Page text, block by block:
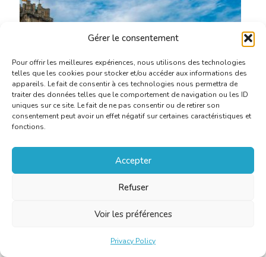
Gérer le consentement
Pour offrir les meilleures expériences, nous utilisons des technologies
telles que les cookies pour stocker et/ou accéder aux informations des
appareils. Le fait de consentir à ces technologies nous permettra de
traiter des données telles que le comportement de navigation ou les ID
uniques sur ce site. Le fait de ne pas consentir ou de retirer son
consentement peut avoir un effet négatif sur certaines caractéristiques et
fonctions.
Accepter
Refuser
Voir les préférences
Privacy Policy